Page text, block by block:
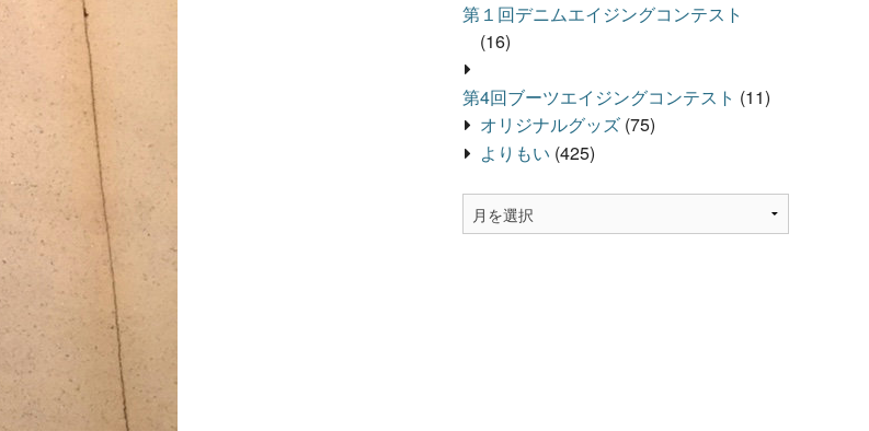
第１回デニムエイジングコンテスト
(16)
第4回ブーツエイジングコンテスト (11)
オリジナルグッズ (75)
よりもい (425)